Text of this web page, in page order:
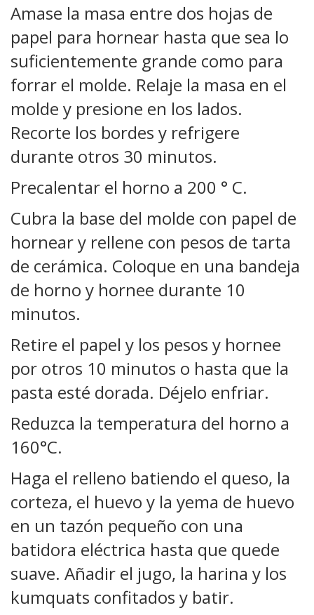
Amase la masa entre dos hojas de
papel para hornear hasta que sea lo
suficientemente grande como para
forrar el molde. Relaje la masa en el
molde y presione en los lados.
Recorte los bordes y refrigere
durante otros 30 minutos.
Precalentar el horno a 200 ° C.
Cubra la base del molde con papel de
hornear y rellene con pesos de tarta
de cerámica. Coloque en una bandeja
de horno y hornee durante 10
minutos.
Retire el papel y los pesos y hornee
por otros 10 minutos o hasta que la
pasta esté dorada. Déjelo enfriar.
Reduzca la temperatura del horno a
160°C.
Haga el relleno batiendo el queso, la
corteza, el huevo y la yema de huevo
en un tazón pequeño con una
batidora eléctrica hasta que quede
suave. Añadir el jugo, la harina y los
kumquats confitados y batir.